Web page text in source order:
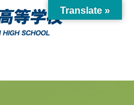
Translate »